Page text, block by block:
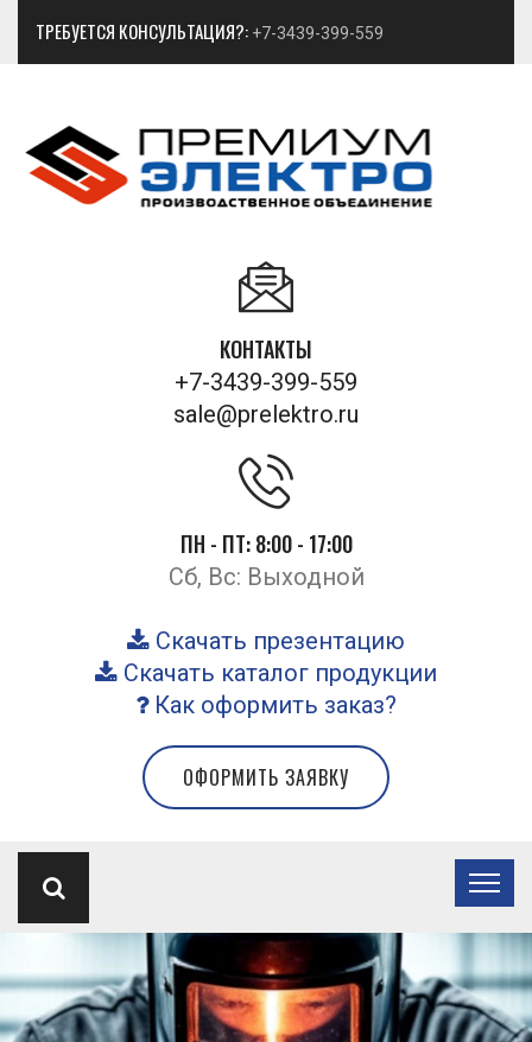
ТРЕБУЕТСЯ КОНСУЛЬТАЦИЯ?: +7-3439-399-559
КОНТАКТЫ
+7-3439-399-559
sale@prelektro.ru
ПН - ПТ: 8:00 - 17:00
Сб, Вс: Выходной
Скачать презентацию
Скачать каталог продукции
Как оформить заказ?
ОФОРМИТЬ ЗАЯВКУ